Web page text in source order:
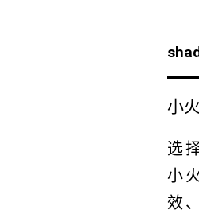
小
选
小
效